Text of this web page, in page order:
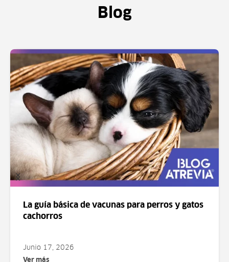
Blog
La guía básica de vacunas para perros y gatos
cachorros
Junio 17, 2026
Ver más